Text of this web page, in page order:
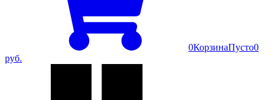
0КорзинаПусто0
руб.